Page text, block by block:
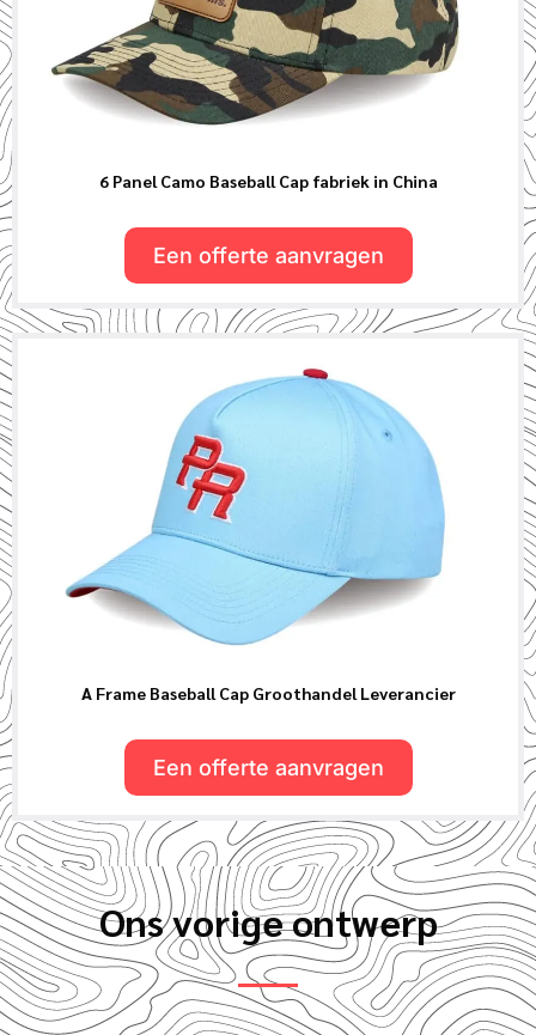
6 Panel Camo Baseball Cap fabriek in China
Een offerte aanvragen
A Frame Baseball Cap Groothandel Leverancier
Een offerte aanvragen
Ons vorige ontwerp